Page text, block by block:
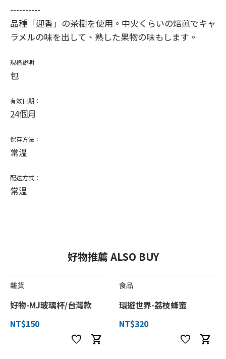
----------
品種「迎香」の茶樹を使用。中火くらいの焙煎でキャ
ラメルの味を出して、熟した果物の味もします。
規格說明
包
有效日期：
24個月
保存方法：
常溫
配送方式：
常溫
好物推薦 ALSO BUY
雜貨
好物-MJ玻璃杯/台灣款
NT$150
favorite shopping_cart
食品
環遊世界-荔枝蜂蜜
NT$320
favorite shopping_cart